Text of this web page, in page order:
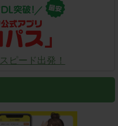
ピード出発！